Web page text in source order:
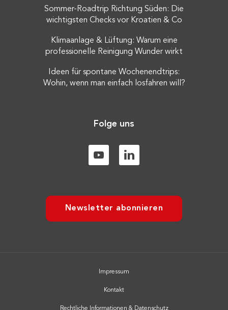
Sommer-Roadtrip Richtung Süden: Die
wichtigsten Checks vor Kroatien & Co
Klimaanlage & Lüftung: Warum eine
professionelle Reinigung Wunder wirkt
Ideen für spontane Wochenendtrips:
Wohin, wenn man einfach losfahren will?
Folge uns
Newsletter abonnieren
Impressum
Kontakt
Rechtliche Informationen & Datenschutz